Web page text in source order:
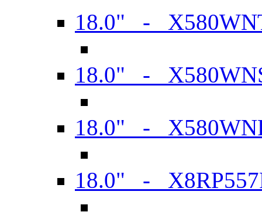
18.0" -
18.0" -
18.0" -
18.0" -